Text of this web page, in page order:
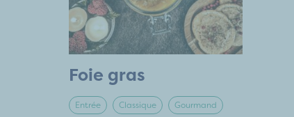
Foie gras
Entrée Classique Gourmand